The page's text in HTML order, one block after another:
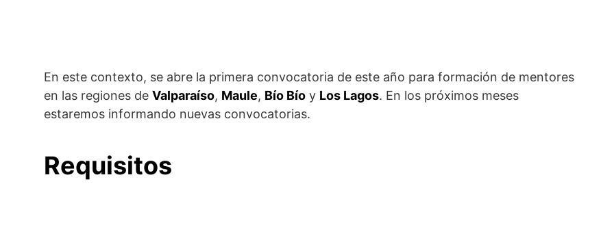
En este contexto, se abre la primera convocatoria de este año para formación de mentores
en las regiones de Valparaíso, Maule, Bío Bío y Los Lagos. En los próximos meses
estaremos informando nuevas convocatorias.
Requisitos